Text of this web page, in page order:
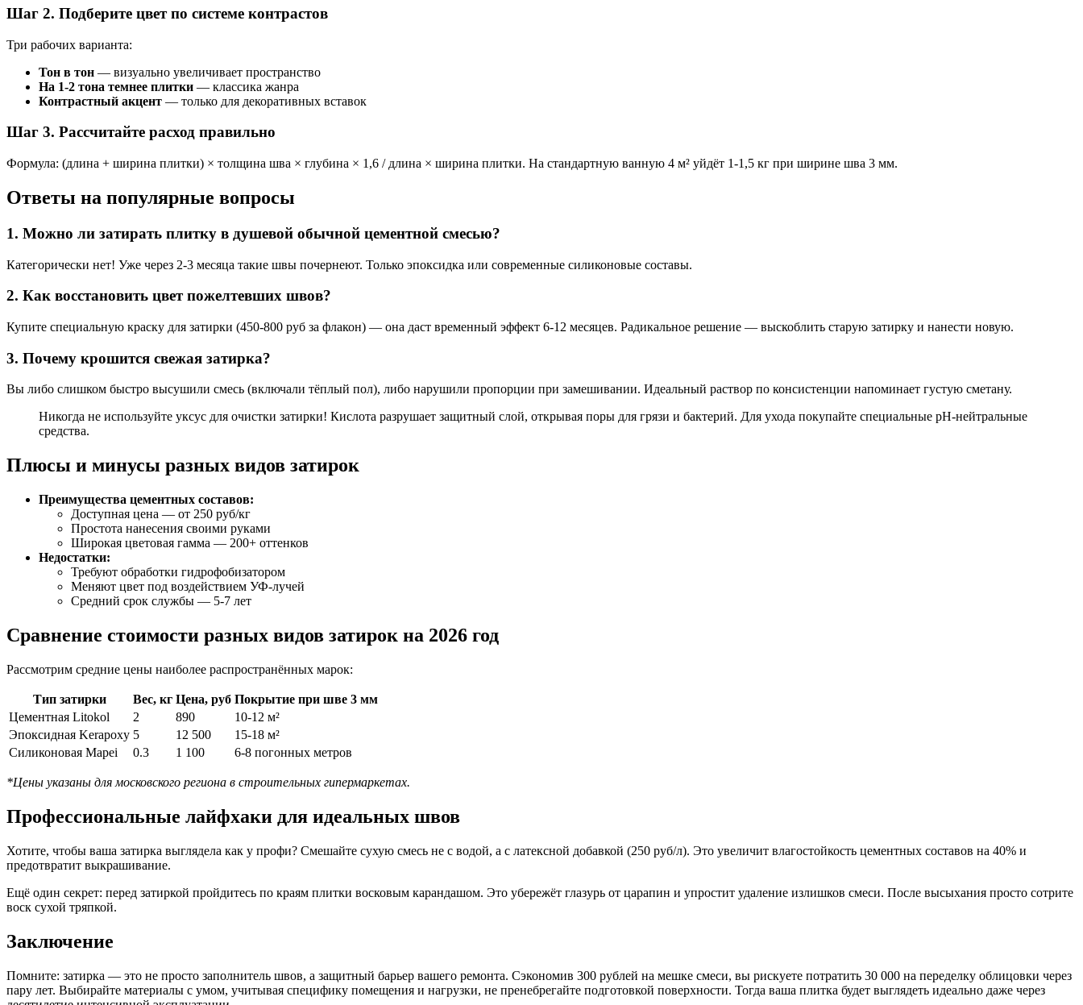
Шаг 2. Подберите цвет по системе контрастов
Три рабочих варианта:
Тон в тон — визуально увеличивает пространство
На 1-2 тона темнее плитки — классика жанра
Контрастный акцент — только для декоративных вставок
Шаг 3. Рассчитайте расход правильно
Формула: (длина + ширина плитки) × толщина шва × глубина × 1,6 / длина × ширина плитки. На стандартную ванную 4 м² уйдёт 1-1,5 кг при ширине шва 3 мм.
Ответы на популярные вопросы
1. Можно ли затирать плитку в душевой обычной цементной смесью?
Категорически нет! Уже через 2-3 месяца такие швы почернеют. Только эпоксидка или современные силиконовые составы.
2. Как восстановить цвет пожелтевших швов?
Купите специальную краску для затирки (450-800 руб за флакон) — она даст временный эффект 6-12 месяцев. Радикальное решение — выскоблить старую затирку и нанести новую.
3. Почему крошится свежая затирка?
Вы либо слишком быстро высушили смесь (включали тёплый пол), либо нарушили пропорции при замешивании. Идеальный раствор по консистенции напоминает густую сметану.
Никогда не используйте уксус для очистки затирки! Кислота разрушает защитный слой, открывая поры для грязи и бактерий. Для ухода покупайте специальные pH-нейтральные
средства.
Плюсы и минусы разных видов затирок
Преимущества цементных составов:
Доступная цена — от 250 руб/кг
Простота нанесения своими руками
Широкая цветовая гамма — 200+ оттенков
Недостатки:
Требуют обработки гидрофобизатором
Меняют цвет под воздействием УФ-лучей
Средний срок службы — 5-7 лет
Сравнение стоимости разных видов затирок на 2026 год
Рассмотрим средние цены наиболее распространённых марок:
Тип затирки Вес, кг Цена, руб Покрытие при шве 3 мм
Цементная Litokol
2 890
10-12 м²
Эпоксидная Kerapoxy 5 12 500
15-18 м²
Силиконовая Mapei
0.3 1 100 6-8 погонных метров
*Цены указаны для московского региона в строительных гипермаркетах.
Профессиональные лайфхаки для идеальных швов
Хотите, чтобы ваша затирка выглядела как у профи? Смешайте сухую смесь не с водой, а с латексной добавкой (250 руб/л). Это увеличит влагостойкость цементных составов на 40% и
предотвратит выкрашивание.
Ещё один секрет: перед затиркой пройдитесь по краям плитки восковым карандашом. Это убережёт глазурь от царапин и упростит удаление излишков смеси. После высыхания просто сотрите
воск сухой тряпкой.
Заключение
Помните: затирка — это не просто заполнитель швов, а защитный барьер вашего ремонта. Сэкономив 300 рублей на мешке смеси, вы рискуете потратить 30 000 на переделку облицовки через
пару лет. Выбирайте материалы с умом, учитывая специфику помещения и нагрузки, не пренебрегайте подготовкой поверхности. Тогда ваша плитка будет выглядеть идеально даже через